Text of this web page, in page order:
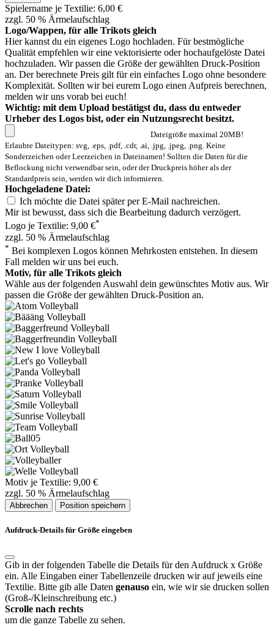
Spielername je Textilie: 6,00 €
zzgl. 50 % Ärmelaufschlag
Logo/Wappen, für alle Trikots gleich
Hier kannst du ein eigenes Logo hochladen. Für bestmögliche
Qualität empfehlen wir eine vektorisierte oder hochaufgelöste Datei
hochzuladen. Wir passen die Größe der gewählten Druck-Position
an. Der berechnete Preis gilt für ein einfaches Logo ohne besondere
Komplexität. Sollten wir bei eurem Logo einen Aufpreis berechnen,
melden wir uns vorab bei euch!
Wichtig: mit dem Upload bestätigst du, dass du entweder
Urheber des Logos bist, oder ein Nutzungsrecht besitzt.
Dateigröße maximal 20MB!
Erlaubte Dateitypen: svg, .eps, .pdf, .cdr, .ai, .jpg, .jpeg, .png. Keine
Sonderzeichen oder Leerzeichen in Dateinamen! Sollten die Daten für die
Beflockung nicht verwendbar sein, oder der Druckpreis höher als der
Standardpreis sein, werden wir dich informieren.
Hochgeladene Datei:
Ich möchte die Datei später per E-Mail nachreichen.
Mir ist bewusst, dass sich die Bearbeitung dadurch verzögert.
Logo je Textilie: 9,00 €*
zzgl. 50 % Ärmelaufschlag
* Bei komplexen Logos können Mehrkosten entstehen. In diesem
Fall melden wir uns bei euch.
Motiv, für alle Trikots gleich
Wähle aus der folgenden Auswahl dein gewünschtes Motiv aus. Wir
passen die Größe der gewählten Druck-Position an.
Motiv je Textilie: 9,00 €
zzgl. 50 % Ärmelaufschlag
Abbrechen Position speichern
Aufdruck-Details für Größe eingeben
Gib in der folgenden Tabelle die Details für den Aufdruck x Größe
ein. Alle Eingaben einer Tabellenzeile drucken wir auf jeweils eine
Textilie. Bitte gib alle Daten genauso ein, wie wir sie drucken sollen
(Groß-/Kleinschreibung etc.)
Scrolle nach rechts
um die ganze Tabelle zu sehen.